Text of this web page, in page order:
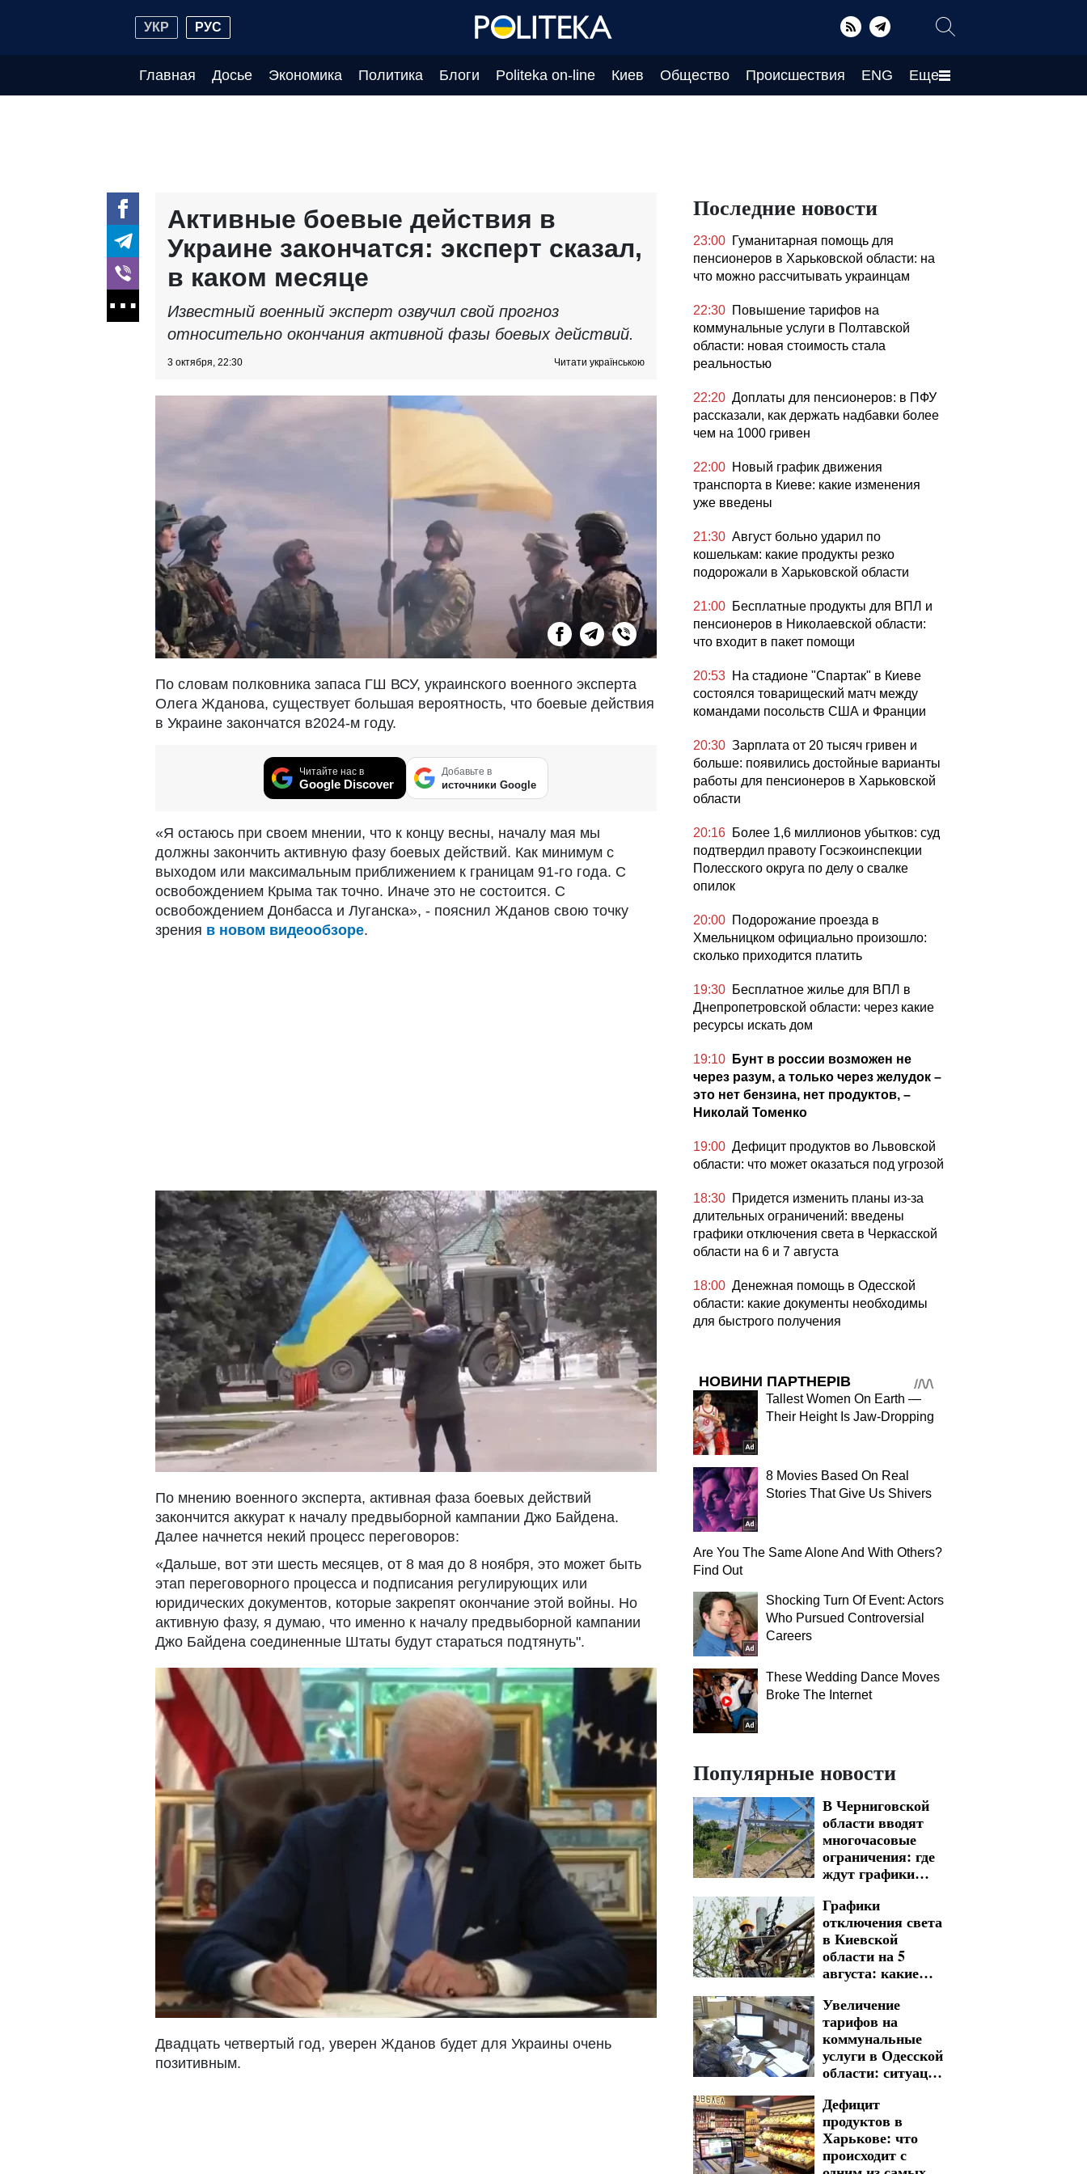
УКР РУС
Главная Досье Экономика Политика Блоги Politeka on-line Киев Общество Происшествия ENG Еще
Активные боевые действия в
Украине закончатся: эксперт сказал,
в каком месяце
Известный военный эксперт озвучил свой прогноз
относительно окончания активной фазы боевых действий.
3 октября, 22:30 Читати українською
По словам полковника запаса ГШ ВСУ, украинского военного эксперта
Олега Жданова, существует большая вероятность, что боевые действия
в Украине закончатся в2024-м году.
Читайте нас в
Google Discover
Добавьте в
источники Google
«Я остаюсь при своем мнении, что к концу весны, началу мая мы
должны закончить активную фазу боевых действий. Как минимум с
выходом или максимальным приближением к границам 91-го года. С
освобождением Крыма так точно. Иначе это не состоится. С
освобождением Донбасса и Луганска», - пояснил Жданов свою точку
зрения в новом видеообзоре.
По мнению военного эксперта, активная фаза боевых действий
закончится аккурат к началу предвыборной кампании Джо Байдена.
Далее начнется некий процесс переговоров:
«Дальше, вот эти шесть месяцев, от 8 мая до 8 ноября, это может быть
этап переговорного процесса и подписания регулирующих или
юридических документов, которые закрепят окончание этой войны. Но
активную фазу, я думаю, что именно к началу предвыборной кампании
Джо Байдена соединенные Штаты будут стараться подтянуть".
Двадцать четвертый год, уверен Жданов будет для Украины очень
позитивным.
Последние новости
23:00 Гуманитарная помощь для
пенсионеров в Харьковской области: на
что можно рассчитывать украинцам
22:30 Повышение тарифов на
коммунальные услуги в Полтавской
области: новая стоимость стала
реальностью
22:20 Доплаты для пенсионеров: в ПФУ
рассказали, как держать надбавки более
чем на 1000 гривен
22:00 Новый график движения
транспорта в Киеве: какие изменения
уже введены
21:30 Август больно ударил по
кошелькам: какие продукты резко
подорожали в Харьковской области
21:00 Бесплатные продукты для ВПЛ и
пенсионеров в Николаевской области:
что входит в пакет помощи
20:53 На стадионе "Спартак" в Киеве
состоялся товарищеский матч между
командами посольств США и Франции
20:30 Зарплата от 20 тысяч гривен и
больше: появились достойные варианты
работы для пенсионеров в Харьковской
области
20:16 Более 1,6 миллионов убытков: суд
подтвердил правоту Госэкоинспекции
Полесского округа по делу о свалке
опилок
20:00 Подорожание проезда в
Хмельницком официально произошло:
сколько приходится платить
19:30 Бесплатное жилье для ВПЛ в
Днепропетровской области: через какие
ресурсы искать дом
19:10
Бунт в россии возможен не
через разум, а только через желудок –
это нет бензина, нет продуктов, –
Николай Томенко
19:00 Дефицит продуктов во Львовской
области: что может оказаться под угрозой
18:30 Придется изменить планы из-за
длительных ограничений: введены
графики отключения света в Черкасской
области на 6 и 7 августа
18:00 Денежная помощь в Одесской
области: какие документы необходимы
для быстрого получения
НОВИНИ ПАРТНЕРІВ
Tallest Women On Earth —
Their Height Is Jaw-Dropping
8 Movies Based On Real
Stories That Give Us Shivers
Are You The Same Alone And With Others?
Find Out
Shocking Turn Of Event: Actors
Who Pursued Controversial
Careers
These Wedding Dance Moves
Broke The Internet
Популярные новости
В Черниговской
области вводят
многочасовые
ограничения: где
ждут графики
на 6 и 7 августа
Графики
отключения света
в Киевской
области на 5
августа: какие
подготовили по
десяткам адресов
Увеличение
тарифов на
коммунальные
услуги в Одесской
области: ситуация
изменилась
Дефицит
продуктов в
Харькове: что
происходит с